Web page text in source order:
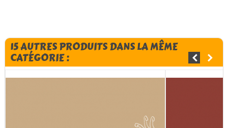
15 AUTRES PRODUITS DANS LA MÊME
CATÉGORIE :